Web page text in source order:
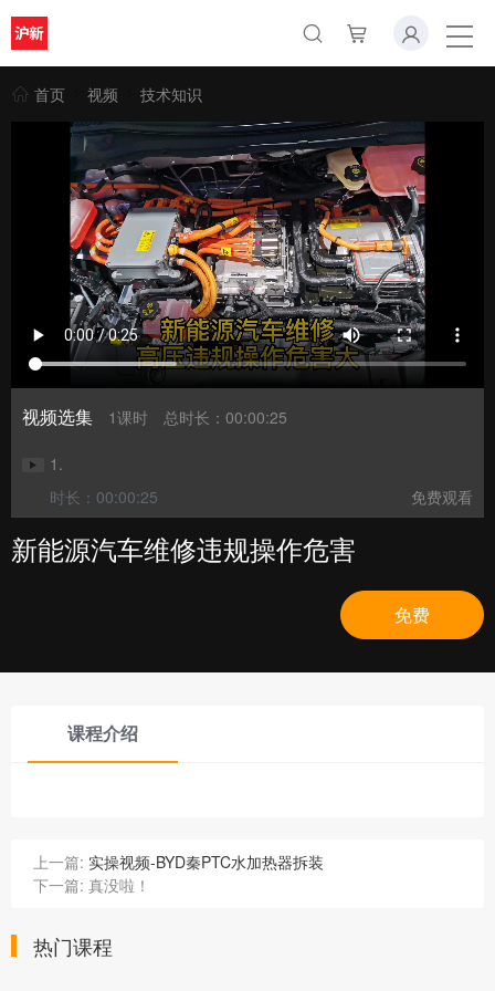
首页 视频 技术知识
视频选集 1课时 总时长：00:00:25
1.
时长：00:00:25
免费观看
新能源汽车维修违规操作危害
免费
课程介绍
上一篇: 实操视频-BYD秦PTC水加热器拆装
下一篇: 真没啦！
热门课程